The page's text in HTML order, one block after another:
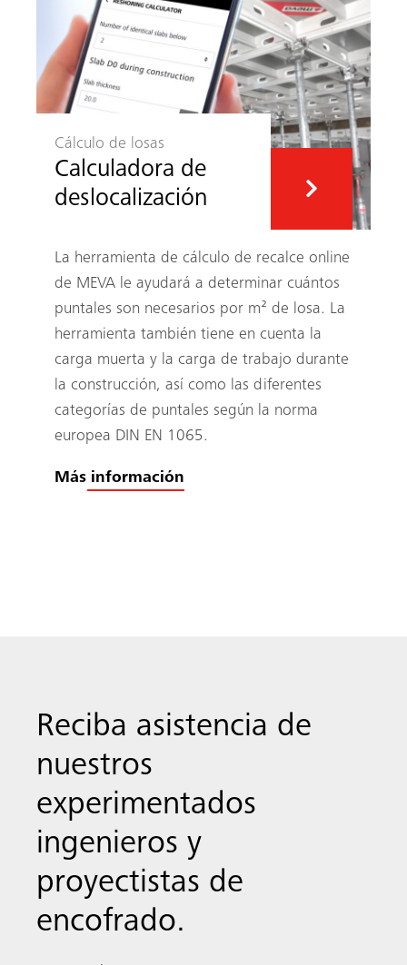
Cálculo de losas
Calculadora de
deslocalización
La herramienta de cálculo de recalce online
de MEVA le ayudará a determinar cuántos
puntales son necesarios por m² de losa. La
herramienta también tiene en cuenta la
carga muerta y la carga de trabajo durante
la construcción, así como las diferentes
categorías de puntales según la norma
europea DIN EN 1065.
Más información
Reciba asistencia de
nuestros
experimentados
ingenieros y
proyectistas de
encofrado.
Buscar